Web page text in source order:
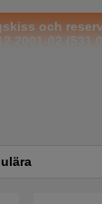
och
2001-02 (531